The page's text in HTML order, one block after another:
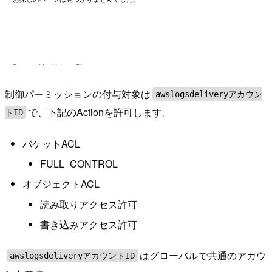
制御パーミッションの付与対象は
awslogsdeliveryアカウン
トID で、下記のActionを許可します。
バケットACL
FULL_CONTROL
オブジェクトACL
読み取りアクセス許可
書き込みアクセス許可
awslogsdeliveryアカウントID はグローバルで共通のアカウ